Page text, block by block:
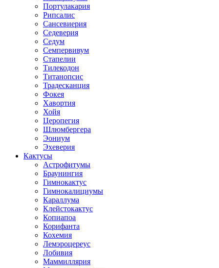
Портулакария
Рипсалис
Сансевиерия
Седеверия
Седум
Семпервивум
Стапелии
Тилекодон
Титанопсис
Традесканция
Фокея
Хавортия
Хойя
Церопегия
Шлюмбергера
Эониум
Эхеверия
Кактусы
Астрофитумы
Браунингия
Гимнокактус
Гимнокалициумы
Караллума
Клейстокактус
Копиапоа
Корифанта
Кохемия
Лемэроцереус
Лобивия
Маммиллярия